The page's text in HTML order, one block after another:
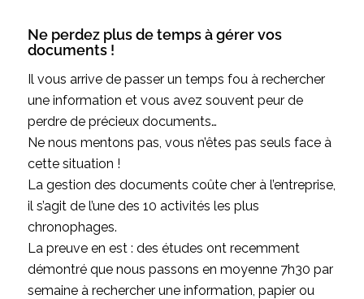
Ne perdez plus de temps à gérer vos
documents !
Il vous arrive de passer un temps fou à rechercher
une information et vous avez souvent peur de
perdre de précieux documents…
Ne nous mentons pas, vous n’êtes pas seuls face à
cette situation !
La gestion des documents coûte cher à l’entreprise,
il s’agit de l’une des 10 activités les plus
chronophages.
La preuve en est : des études ont recemment
démontré que nous passons en moyenne 7h30 par
semaine à rechercher une information, papier ou